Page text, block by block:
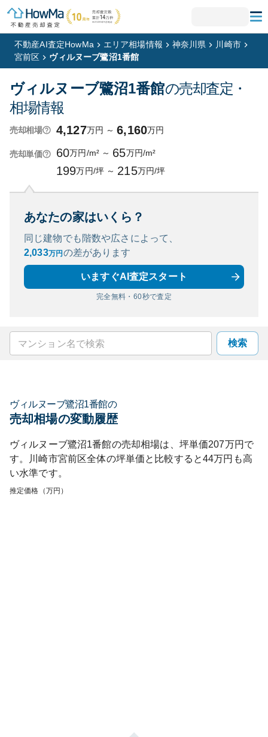
不動産AI査定HowMa エリア相場情報 神奈川県
川崎市
宮前区
ヴィルヌーブ鷺沼1番館
ヴィルヌーブ鷺沼1番館の売却査定・
相場情報
売却相場 4,127万円 ～ 6,160万円
売却単価 60万円/m² ～ 65万円/m²
199万円/坪 ～ 215万円/坪
あなたの家はいくら？
同じ建物でも階数や広さによって、
2,033万円 の差があります
いますぐAI査定スタート
完全無料・60秒で査定
検索
ヴィルヌーブ鷺沼1番館の
売却相場の変動履歴
ヴィルヌーブ鷺沼1番館の売却相場は、坪単価207万円で
す。
川崎市宮前区全体の坪単価と比較すると44万円も高
い水準です。
推定価格（万円）